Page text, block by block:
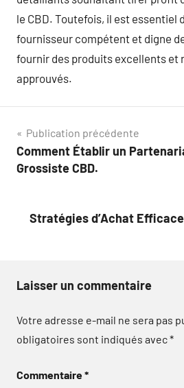
le CBD. Toutefois, il est essentiel
fournisseur compétent et digne
fournir des produits excellents
approuvés.
Navigation
de
Publication précédente
Comment Établir un
Grossiste CBD.
Stratégies d’Achat
Laisser un commentaire
Votre adresse e-mail ne sera pas
obligatoires sont indiqués avec*
Commentaire*